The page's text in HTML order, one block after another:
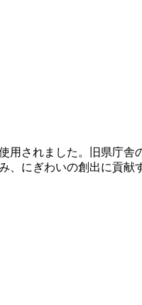
用されました。旧県
にぎわいの創出に貢献